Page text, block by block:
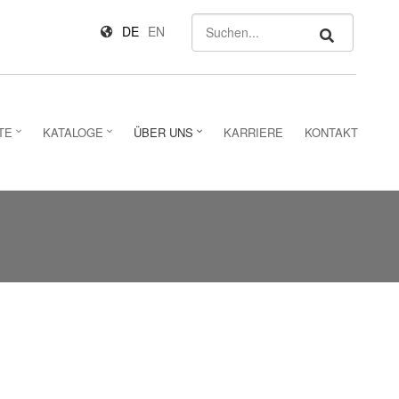
DE EN Suchen
KATALOGE ÜBER UNS KARRIERE KONTAKT